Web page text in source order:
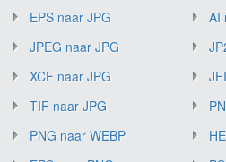
EPS naar JPG
AI
JPEG naar JPG
XCF naar JPG
TIF naar JPG
PNG naar WEBP